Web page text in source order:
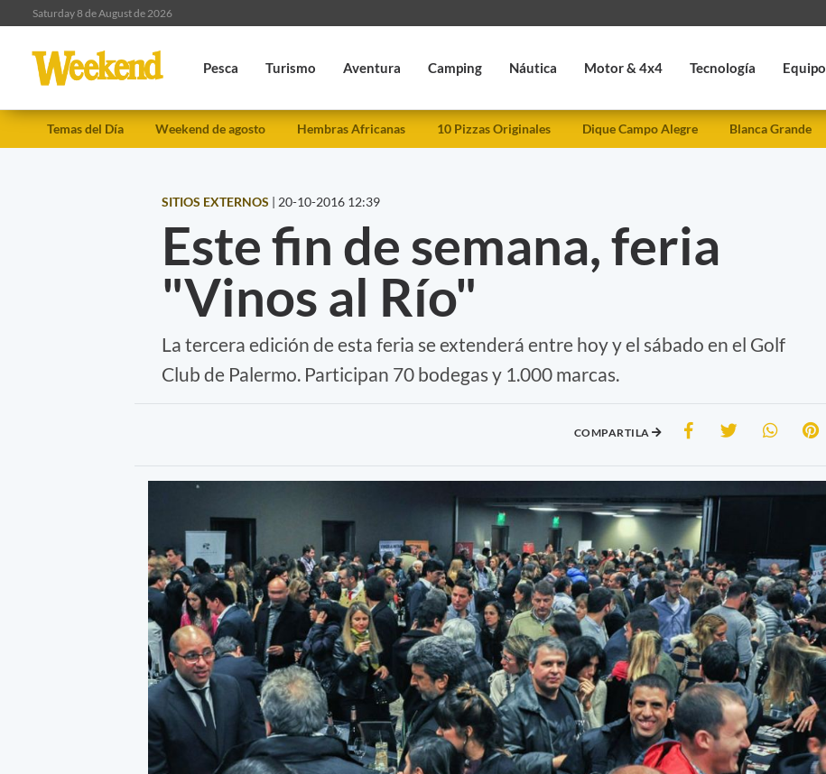
Saturday 8 de August de 2026
Pesca Turismo Aventura Camping Náutica Motor & 4x4 Tecnología
Temas del Día Weekend de agosto Hembras Africanas 10 Pizzas Originales Dique Campo Alegre Blanca Grande
SITIOS EXTERNOS | 20-10-2016 12:39
Este fin de semana, feria
"Vinos al Río"
La tercera edición de esta feria se extenderá entre hoy y el sábado en el Golf
Club de Palermo. Participan 70 bodegas y 1.000 marcas.
COMPARTILA